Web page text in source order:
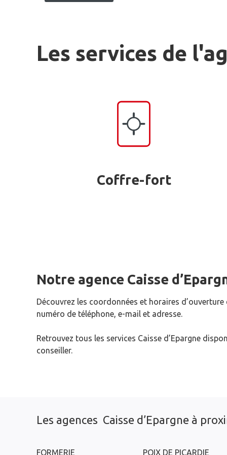
Les services de
Coffre-fort
Notre agence Caisse
Découvrez les coordonnées et horaires d’ouverture
numéro de téléphone, e-mail et adresse.
Retrouvez tous les services Caisse d’Epargne
conseiller.
Les agences Caisse d’Epargne à
FORMERIE POIX DE PICARDIE